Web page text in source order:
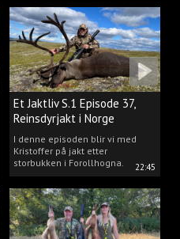
22:45
Et Jaktliv S.1 Episode 37,
Reinsdyrjakt i Norge
I denne episoden blir vi med
Kristoffer på jakt etter
storbukken i Forollhogna.